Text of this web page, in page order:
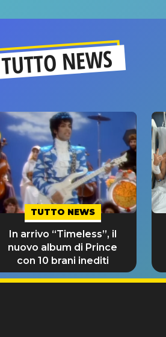
TUTTO NEWS
TUTTO NEWS
In arrivo “Timeless”, il
nuovo album di Prince
con 10 brani inediti